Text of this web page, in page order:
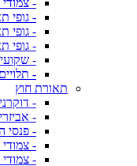
-
- גופי
- גופי
- גופי
-
- תלויים
תאורת חוץ
-
-
- פנסי
- צמודי
-